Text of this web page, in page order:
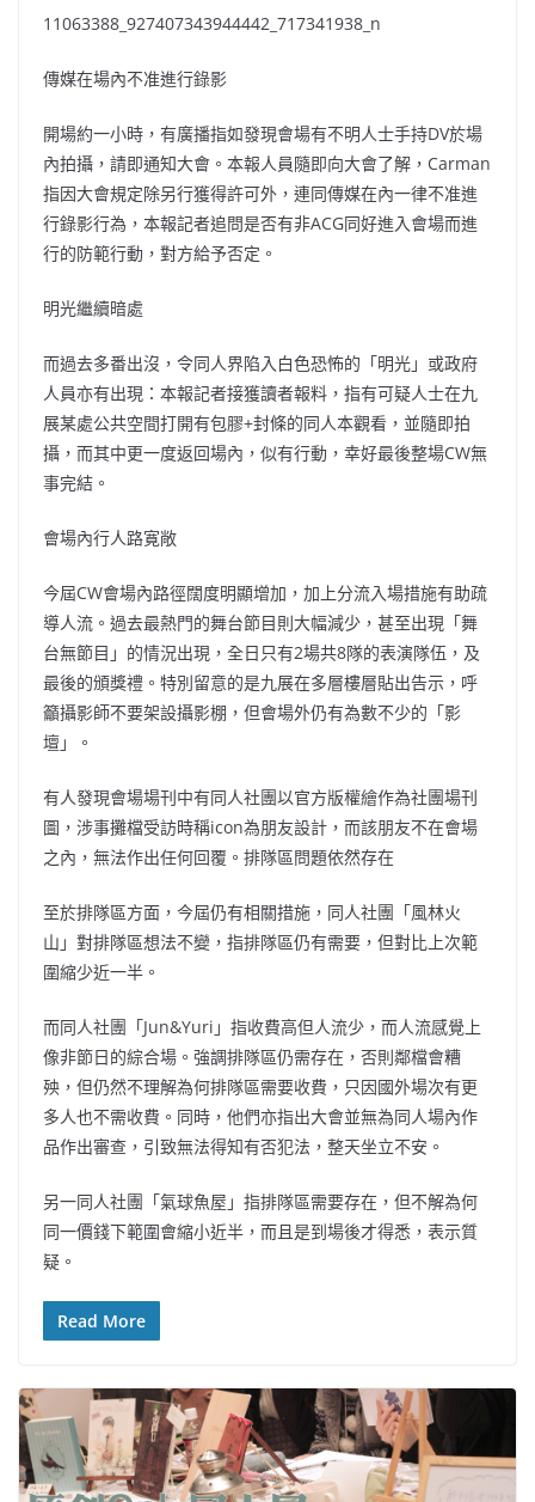
11063388_927407343944442_717341938_n
傳媒在場內不准進行錄影
開場約一小時，有廣播指如發現會場有不明人士手持DV於場
內拍攝，請即通知大會。本報人員隨即向大會了解，Carman
指因大會規定除另行獲得許可外，連同傳媒在內一律不准進
行錄影行為，本報記者追問是否有非ACG同好進入會場而進
行的防範行動，對方給予否定。
明光繼續暗處
而過去多番出沒，令同人界陷入白色恐怖的「明光」或政府
人員亦有出現：本報記者接獲讀者報料，指有可疑人士在九
展某處公共空間打開有包膠+封條的同人本觀看，並隨即拍
攝，而其中更一度返回場內，似有行動，幸好最後整場CW無
事完結。
會場內行人路寛敞
今屆CW會場內路徑闊度明顯增加，加上分流入場措施有助疏
導人流。過去最熱門的舞台節目則大幅減少，甚至出現「舞
台無節目」的情況出現，全日只有2場共8隊的表演隊伍，及
最後的頒獎禮。特別留意的是九展在多層樓層貼出告示，呼
籲攝影師不要架設攝影棚，但會場外仍有為數不少的「影
壇」。
有人發現會場場刊中有同人社團以官方版權繪作為社團場刊
圖，涉事攤檔受訪時稱icon為朋友設計，而該朋友不在會場
之內，無法作出任何回覆。排隊區問題依然存在
至於排隊區方面，今屆仍有相關措施，同人社團「風林火
山」對排隊區想法不變，指排隊區仍有需要，但對比上次範
圍縮少近一半。
而同人社團「Jun&Yuri」指收費高但人流少，而人流感覺上
像非節日的綜合場。強調排隊區仍需存在，否則鄰檔會糟
殃，但仍然不理解為何排隊區需要收費，只因國外場次有更
多人也不需收費。同時，他們亦指出大會並無為同人場內作
品作出審查，引致無法得知有否犯法，整天坐立不安。
另一同人社團「氣球魚屋」指排隊區需要存在，但不解為何
同一價錢下範圍會縮小近半，而且是到場後才得悉，表示質
疑。
Read More